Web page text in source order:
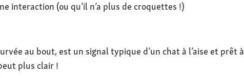
interaction (ou qu’il n’a plus de croquettes !)
au bout, est un signal typique d’un chat à l’aise et prêt à
plus clair !